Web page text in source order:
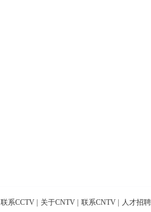
联系CCTV 关于CNTV 联系CNTV 人才招聘